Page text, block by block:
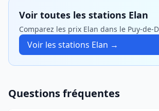
Voir toutes les stations Elan
Comparez les prix Elan dans le Puy-de-
Voir les stations Elan →
Questions fréquentes